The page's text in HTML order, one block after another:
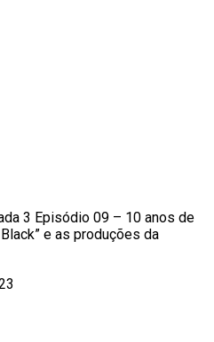
3 Episódio 09 – 10 anos de
e as produções da